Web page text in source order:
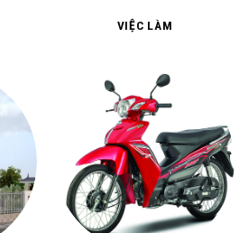
VIỆC LÀM